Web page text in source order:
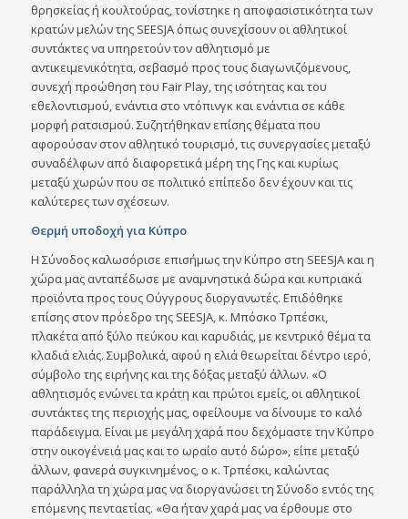
θρησκείας ή κουλτούρας, τονίστηκε η αποφασιστικότητα των
κρατών μελών της SEESJA όπως συνεχίσουν οι αθλητικοί
συντάκτες να υπηρετούν τον αθλητισμό με
αντικειμενικότητα, σεβασμό προς τους διαγωνιζόμενους,
συνεχή προώθηση του Fair Play, της ισότητας και του
εθελοντισμού, ενάντια στο ντόπινγκ και ενάντια σε κάθε
μορφή ρατσισμού. Συζητήθηκαν επίσης θέματα που
αφορούσαν στον αθλητικό τουρισμό, τις συνεργασίες μεταξύ
συναδέλφων από διαφορετικά μέρη της Γης και κυρίως
μεταξύ χωρών που σε πολιτικό επίπεδο δεν έχουν και τις
καλύτερες των σχέσεων.
Θερμή υποδοχή για Κύπρο
Η Σύνοδος καλωσόρισε επισήμως την Κύπρο στη SEESJA και η
χώρα μας ανταπέδωσε με αναμνηστικά δώρα και κυπριακά
προϊόντα προς τους Ούγγρους διοργανωτές. Επιδόθηκε
επίσης στον πρόεδρο της SEESJA, κ. Μπόσκο Τρπέσκι,
πλακέτα από ξύλο πεύκου και καρυδιάς, με κεντρικό θέμα τα
κλαδιά ελιάς. Συμβολικά, αφού η ελιά θεωρείται δέντρο ιερό,
σύμβολο της ειρήνης και της δόξας μεταξύ άλλων. «Ο
αθλητισμός ενώνει τα κράτη και πρώτοι εμείς, οι αθλητικοί
συντάκτες της περιοχής μας, οφείλουμε να δίνουμε το καλό
παράδειγμα. Είναι με μεγάλη χαρά που δεχόμαστε την Κύπρο
στην οικογένειά μας και το ωραίο αυτό δώρο», είπε μεταξύ
άλλων, φανερά συγκινημένος, ο κ. Τρπέσκι, καλώντας
παράλληλα τη χώρα μας να διοργανώσει τη Σύνοδο εντός της
επόμενης πενταετίας. «Θα ήταν χαρά μας να έρθουμε στο